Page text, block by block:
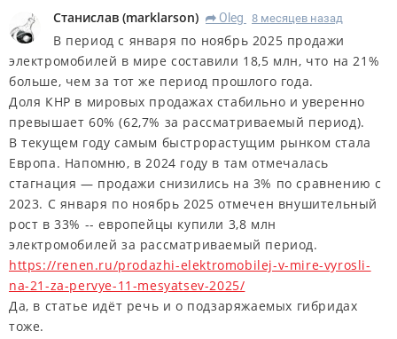
Станислав (marklarson) R Oleg 8 месяцев назад
В период с января по ноябрь 2025 продажи
электромобилей в мире составили 18,5 млн, что на 21%
больше, чем за тот же период прошлого года.
Доля КНР в мировых продажах стабильно и уверенно
превышает 60% (62,7% за рассматриваемый период).
В текущем году самым быстрорастущим рынком стала
Европа. Напомню, в 2024 году в там отмечалась
стагнация — продажи снизились на 3% по сравнению с
2023. С января по ноябрь 2025 отмечен внушительный
рост в 33% -- европейцы купили 3,8 млн
электромобилей за рассматриваемый период.
https://renen.ru/prodazhi-elektromobilej-v-mire-vyrosli-
na-21-za-pervye-11-mesyatsev-2025/
Да, в статье идёт речь и о подзаряжаемых гибридах
тоже.